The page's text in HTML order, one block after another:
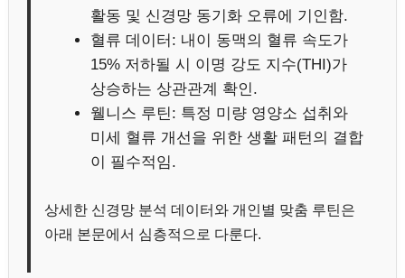
활동 및 신경망 동기화 오류에 기인함.
혈류 데이터: 내이 동맥의 혈류 속도가
15% 저하될 시 이명 강도 지수(THI)가
상승하는 상관관계 확인.
웰니스 루틴: 특정 미량 영양소 섭취와
미세 혈류 개선을 위한 생활 패턴의 결합
이 필수적임.
상세한 신경망 분석 데이터와 개인별 맞춤 루틴은
아래 본문에서 심층적으로 다룬다.